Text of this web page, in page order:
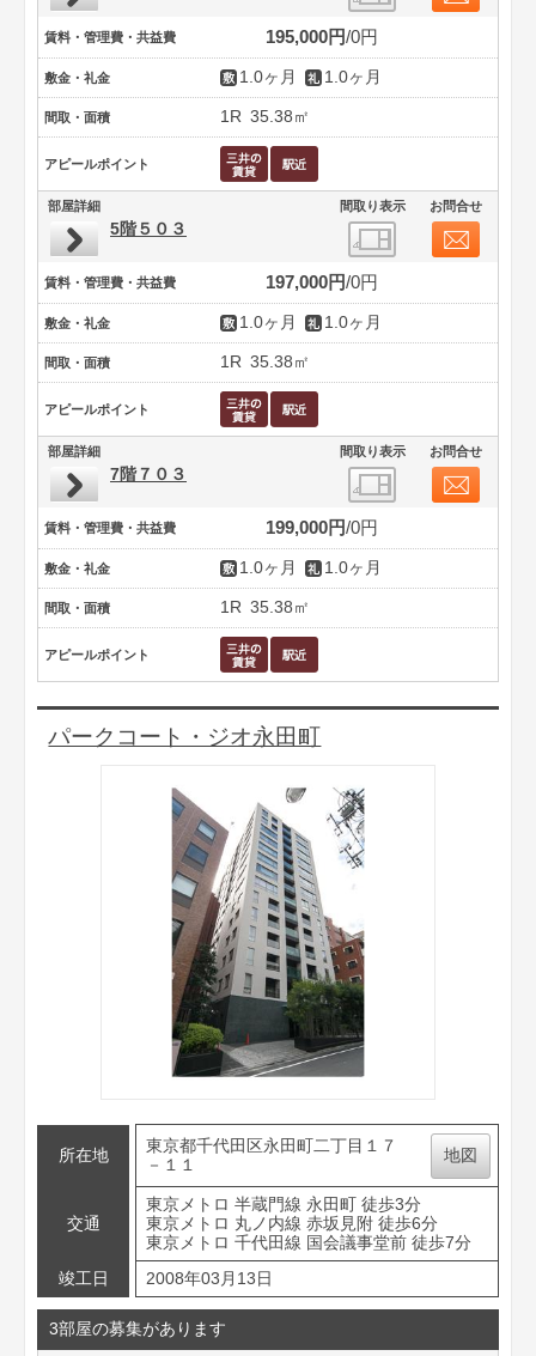
賃料・管理費・共益費 195,000円 0円
敷金・礼金 1.0ヶ月 1.0ヶ月
間取・面積 1R 35.38㎡
アピールポイント
部屋詳細 間取り表示 お問合せ
5階５０３
賃料・管理費・共益費 197,000円 0円
敷金・礼金 1.0ヶ月 1.0ヶ月
間取・面積 1R 35.38㎡
アピールポイント
部屋詳細 間取り表示 お問合せ
7階７０３
賃料・管理費・共益費 199,000円 0円
敷金・礼金 1.0ヶ月 1.0ヶ月
間取・面積 1R 35.38㎡
アピールポイント
パークコート・ジオ永田町
所在地
東京都千代田区永田町二丁目１７
－１１
地図
交通
東京メトロ 半蔵門線 永田町 徒歩3分
東京メトロ 丸ノ内線 赤坂見附 徒歩6分
東京メトロ 千代田線 国会議事堂前 徒歩7分
竣工日
2008年03月13日
3部屋の募集があります